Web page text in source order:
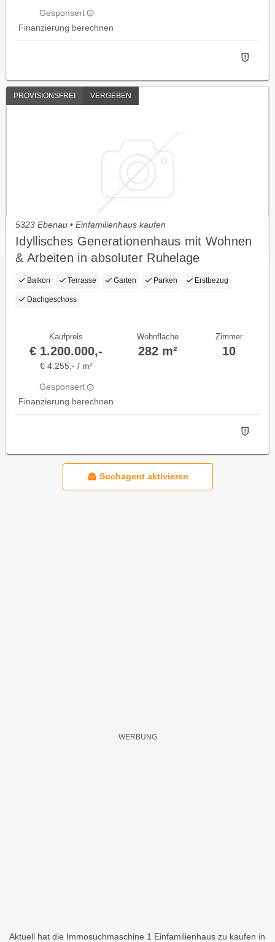
Gesponsert
Finanzierung berechnen
PROVISIONSFREI VERGEBEN
5323 Ebenau • Einfamilienhaus kaufen
Idyllisches Generationenhaus mit Wohnen
& Arbeiten in absoluter Ruhelage
Balkon Terrasse Garten Parken Erstbezug
Dachgeschoss
Kaufpreis
€ 1.200.000,-
€ 4.255,- / m²
Gesponsert
Finanzierung berechnen
Wohnfläche
282 m²
Zimmer
10
Suchagent aktivieren
Aktuell hat die Immosuchmaschine 1 Einfamilienhaus zu kaufen in